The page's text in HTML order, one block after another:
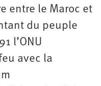
entre le Maroc et
du peuple
l’ONU
avec la